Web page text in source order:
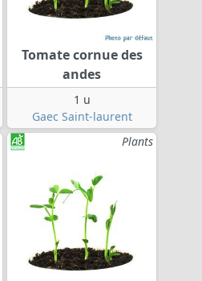
Tomate cornue des
andes
1 u
Gaec Saint-laurent
Plants